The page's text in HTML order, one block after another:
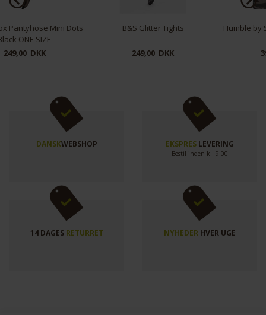
B&S Glitter Tights
Humble by Sofie Bucka Shopper
DANSKWEBSHOP EKSPRESLEVERING
Bestil inden kl. 9.00
14 DAGES RETURRET NYHEDERHVER UGE